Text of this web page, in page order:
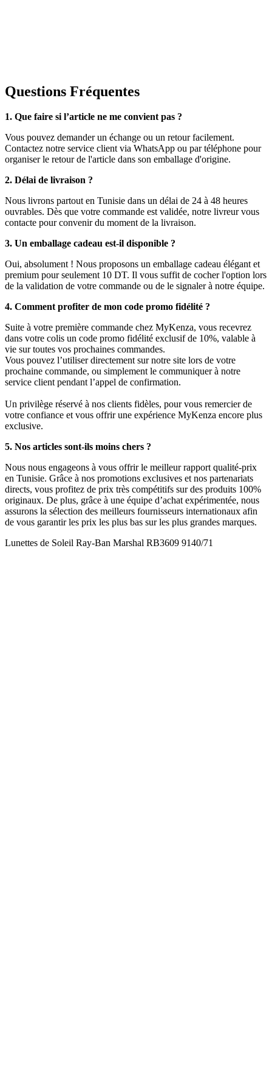
Questions Fréquentes
1. Que faire si l’article ne me convient pas ?
Vous pouvez demander un échange ou un retour facilement.
Contactez notre service client via WhatsApp ou par téléphone pour
organiser le retour de l'article dans son emballage d'origine.
2. Délai de livraison ?
Nous livrons partout en Tunisie dans un délai de 24 à 48 heures
ouvrables. Dès que votre commande est validée, notre livreur vous
contacte pour convenir du moment de la livraison.
3. Un emballage cadeau est-il disponible ?
Oui, absolument ! Nous proposons un emballage cadeau élégant et
premium pour seulement 10 DT. Il vous suffit de cocher l'option lors
de la validation de votre commande ou de le signaler à notre équipe.
4. Comment profiter de mon code promo fidélité ?
Suite à votre première commande chez MyKenza, vous recevrez
dans votre colis un code promo fidélité exclusif de 10%, valable à
vie sur toutes vos prochaines commandes.
Vous pouvez l’utiliser directement sur notre site lors de votre
prochaine commande, ou simplement le communiquer à notre
service client pendant l’appel de confirmation.
Un privilège réservé à nos clients fidèles, pour vous remercier de
votre confiance et vous offrir une expérience MyKenza encore plus
exclusive.
5. Nos articles sont-ils moins chers ?
Nous nous engageons à vous offrir le meilleur rapport qualité-prix
en Tunisie. Grâce à nos promotions exclusives et nos partenariats
directs, vous profitez de prix très compétitifs sur des produits 100%
originaux. De plus, grâce à une équipe d’achat expérimentée, nous
assurons la sélection des meilleurs fournisseurs internationaux afin
de vous garantir les prix les plus bas sur les plus grandes marques.
Lunettes de Soleil Ray-Ban Marshal RB3609 9140/71